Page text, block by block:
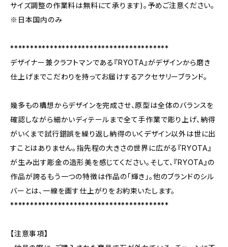
サイズ調整の作業料は無料にて承ります)。予めご注意ください。
※日本国内のみ
****************************************
デザイナー兼クラフトマンである『RYOTA』がデザインから磨き
仕上げまでこだわりを持ってお届けするアクセサリーブランド。
幾多もの構想からデザインを完成させ、原型は全体のバランスを
確認しながら細かいディテールまで全て手作業で彫り上げ、納得
がいくまで試行錯誤を繰り返し納得のいくデザイン以外は世に出
すことはありません。指先程の大きさの世界に広がる『RYOTA』
が生み出す彫金の造形美を感じてください。そして、『RYOTA』の
作品が誇るもう一つの特徴は作品の「輝き」。他のブランドのシル
バーとは、一線を画す仕上がりをお約束いたします。
****************************************
【注意事項】